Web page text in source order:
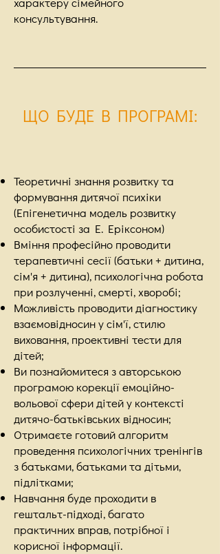
консультування.
ЩО БУДЕ В ПРОГРАМІ:
Теоретичні знання розвитку та
формування дитячої психіки
(Епігенетична модель розвитку
особистості за Е. Еріксоном)
Вміння професійно проводити
терапевтичні сесії (батьки + дитина,
сім'я + дитина), психологічна робота
при розлученні, смерті, хворобі;
Можливість проводити діагностику
взаємовідносин у сім'ї, стилю
виховання, проективні тести для
дітей;
Ви познайомитеся з авторською
програмою корекції емоційно-
вольової сфери дітей у контексті
дитячо-батьківських відносин;
Отримаєте готовий алгоритм
проведення психологічних тренінгів
з батьками, батьками та дітьми,
підлітками;
Навчання буде проходити в
гештальт-підході, багато
практичних вправ, потрібної і
корисної інформації.